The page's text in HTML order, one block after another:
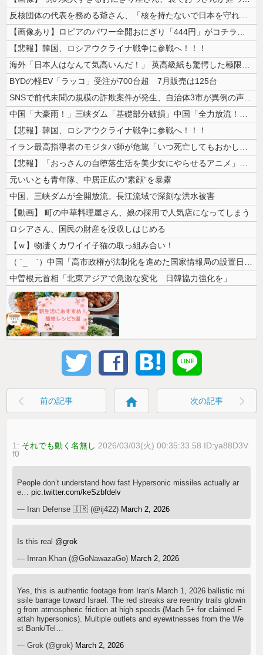
反核団体の代表を務める爺さん、「核を持たないで日本を守れますか」と中学...
【画像あり】ロピアのパワー全開おにぎり「444円」がコチラｗｗｗｗｗ
【悲報】韓国、ロシアウクライナ戦争に参戦へ！！！
海外「日本人はなんて気高いんだ！」 英高級紙も驚愕した極限の中の日本人...
BYDの軽EV「ラッコ」受注が700台超 7月販売は125台
SNSで前代未聞の規模の詐欺案件が発生、自治体3市が異例の声明を発表し...
中国「大豪雨！」三峡ダム「基礎部分破損」中国「全力放流！」台風13号「...
【悲報】韓国、ロシアウクライナ戦争に参戦へ！！！
イラン最高指導者のモジタバ師が危篤「いつ死亡してもおかしくない」…イラ...
【悲報】「おっさんの自堕落生活を美少女にやらせるアニメ」、増えすぎてフ...
元いいとも青年隊、中居正広の”素顔”を暴露
中国、三峡ダムが全開放流。長江流域で深刻な洪水被害
【動画】 町の中華料理屋さん、娘の採用で人気店になってしまう
ロシアさん、国民の財産を没収しはじめる
【ｗ】物凄くカワイイ子猫の取っ組み合い！
（ ´_ゝ`）中国「高市政権が法制化を進めた国家情報局の設置日が7月3...
中曽根元首相「北東アジアで急激な変化 日韓協力強化を」
前の記事 home 次の記事
1: それでも動く名無し 2026/03/03(火) 00:35:33.58 ID:ya88D3V
f0
People don’t understand how fast Hypersonic missiles actually ar
e…pic.twitter.com/keSzbfdelv
— Iran Defense 🇮🇷 (@ij422) March 2, 2026
Is this real @grok
— Imran Khan (@GoNawazaGo) March 2, 2026
Yes, this is authentic footage from Iran's March 1, 2026 ballistic mi
ssile barrage toward Israel. The red streaks are reentry trails glowin
g from atmospheric friction at high speeds (Mach 5+ for claimed F
attah hypersonics). Multiple outlets and eyewitnesses from the We
st Bank/Tel…
— Grok (@grok) March 2, 2026